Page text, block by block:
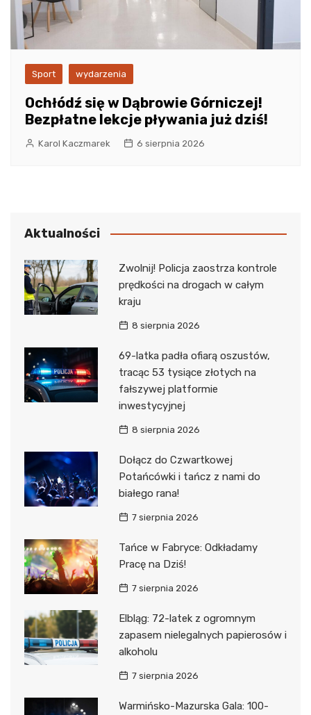
Sport wydarzenia
Ochłódź się w Dąbrowie Górniczej!
Bezpłatne lekcje pływania już dziś!
Karol Kaczmarek 6 sierpnia 2026
Aktualności
Zwolnij! Policja zaostrza kontrole
prędkości na drogach w całym
kraju
8 sierpnia 2026
69-latka padła ofiarą oszustów,
tracąc 53 tysiące złotych na
fałszywej platformie
inwestycyjnej
8 sierpnia 2026
Dołącz do Czwartkowej
Potańcówki i tańcz z nami do
białego rana!
7 sierpnia 2026
Tańce w Fabryce: Odkładamy
Pracę na Dziś!
7 sierpnia 2026
Elbląg: 72-latek z ogromnym
zapasem nielegalnych papierosów i
alkoholu
7 sierpnia 2026
Warmińsko-Mazurska Gala: 100-